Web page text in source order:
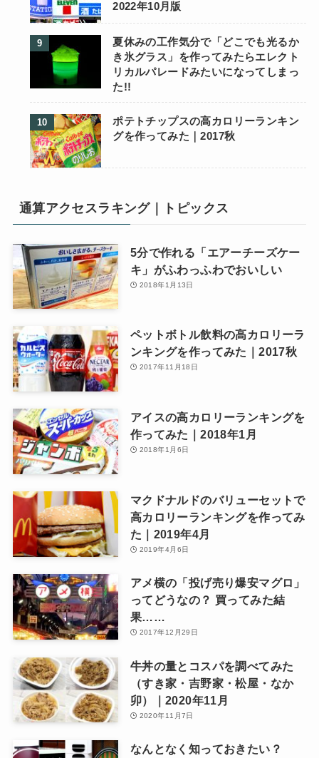
2022年10月版
夏休みの工作気分で「どこでも光るか
き氷グラス」を作ってみたらエレクト
リカルパレードみたいになってしまっ
た!!
ポテトチップスの高カロリーランキン
グを作ってみた｜2017秋
通算アクセスラキング｜トピックス
5分で作れる「エアーチーズケー
キ」がふわっふわでおいしい
2018年1月13日
ペットボトル飲料の高カロリーラ
ンキングを作ってみた｜2017秋
2017年11月18日
アイスの高カロリーランキングを
作ってみた｜2018年1月
2018年1月6日
マクドナルドのバリューセットで
高カロリーランキングを作ってみ
た｜2019年4月
2019年4月6日
アメ横の「投げ売り爆安マグロ」
ってどうなの？ 買ってみた結
果……
2017年12月29日
牛丼の量とコスパを調べてみた
（すき家・吉野家・松屋・なか
卯）｜2020年11月
2020年11月7日
なんとなく知っておきたい？